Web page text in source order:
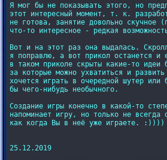
Я мог бы не показывать этого, но
этот интересный момент, т. к.
не готова, занятие довольно
что-то интересное - редкая
Вот и на этот раз она выдалась.
я поправлю, а вот прикол останется и
в таком приколе скрыты какие-то идеи
за которые можно ухватиться и
хочется играть в очередной шутер или
бы чего-нибудь необычного.
Создание игры конечно в какой-то
напоминает игру, но только не всегда
как когда Вы в неё уже играете. :))))
25.12.2019